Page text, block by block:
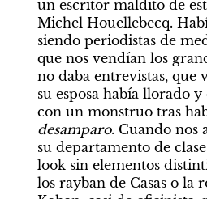
un escritor maldito de
Michel Houellebecq.
siendo periodistas de
que nos vendían los
no daba entrevistas, que
su esposa había llorado
con un monstruo tras
desamparo. Cuando nos
su departamento de
look sin elementos
los rayban de Casas o la